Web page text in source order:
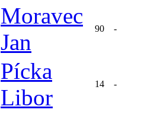
Moravec
Jan
90 -
Pícka
Libor
14 -